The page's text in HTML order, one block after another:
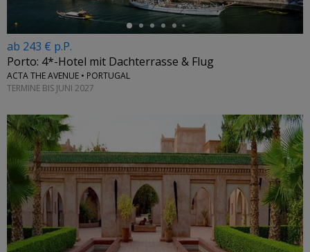
ab 243 € p.P.
Porto: 4*-Hotel mit Dachterrasse & Flug
ACTA THE AVENUE • PORTUGAL
TERMINE BIS JUNI 2027